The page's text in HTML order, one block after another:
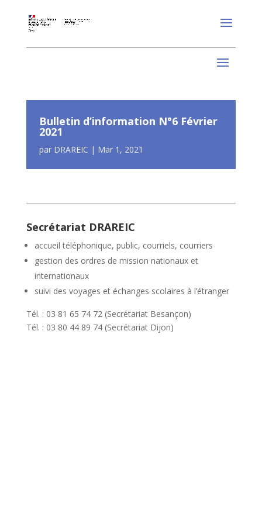
Bulletin d’information N°6 Février
2021
par DRAREIC | Mar 1, 2021
Secrétariat DRAREIC
accueil téléphonique, public, courriels, courriers
gestion des ordres de mission nationaux et
internationaux
suivi des voyages et échanges scolaires à l’étranger
Tél. : 03 81 65 74 72 (Secrétariat Besançon)
Tél. : 03 80 44 89 74 (Secrétariat Dijon)